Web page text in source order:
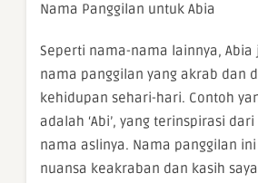
Nama Panggilan untuk Abia
Seperti nama-nama lainnya,
nama panggilan yang akrab dan
kehidupan sehari-hari. Contoh
adalah ‘Abi’, yang terinspirasi
nama aslinya. Nama panggilan
nuansa keakraban dan kasih